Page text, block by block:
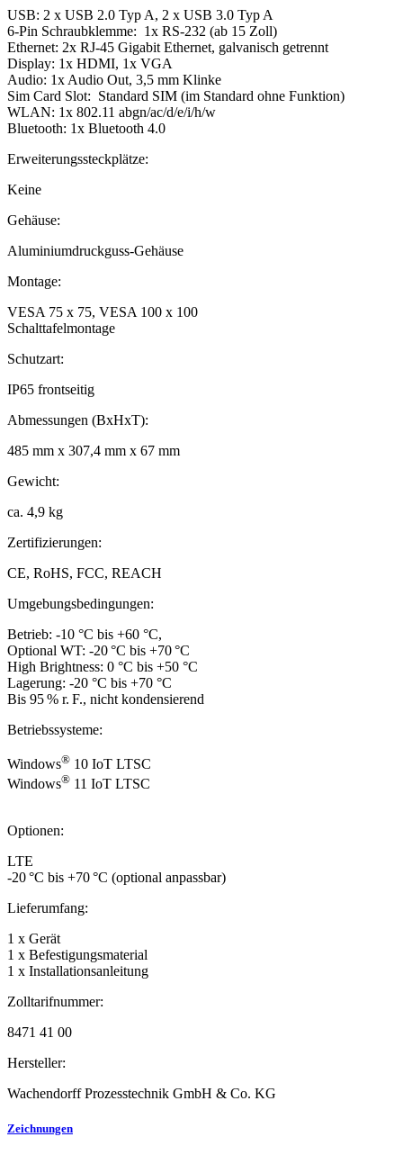
USB: 2 x USB 2.0 Typ A, 2 x USB 3.0 Typ A
6-Pin Schraubklemme: 1x RS-232 (ab 15 Zoll)
Ethernet: 2x RJ-45 Gigabit Ethernet, galvanisch getrennt
Display: 1x HDMI, 1x VGA
Audio: 1x Audio Out, 3,5 mm Klinke
Sim Card Slot: Standard SIM (im Standard ohne Funktion)
WLAN: 1x 802.11 abgn/ac/d/e/i/h/w
Bluetooth: 1x Bluetooth 4.0
Erweiterungssteckplätze:
Keine
Gehäuse:
Aluminiumdruckguss-Gehäuse
Montage:
VESA 75 x 75, VESA 100 x 100
Schalttafelmontage
Schutzart:
IP65 frontseitig
Abmessungen (BxHxT):
485 mm x 307,4 mm x 67 mm
Gewicht:
ca. 4,9 kg
Zertifizierungen:
CE, RoHS, FCC, REACH
Umgebungsbedingungen:
Betrieb: -10 °C bis +60 °C,
Optional WT: -20 °C bis +70 °C
High Brightness: 0 °C bis +50 °C
Lagerung: -20 °C bis +70 °C
Bis 95 % r. F., nicht kondensierend
Betriebssysteme:
Windows® 10 IoT LTSC
Windows® 11 IoT LTSC
Optionen:
LTE
-20 °C bis +70 °C (optional anpassbar)
Lieferumfang:
1 x Gerät
1 x Befestigungsmaterial
1 x Installationsanleitung
Zolltarifnummer:
8471 41 00
Hersteller:
Wachendorff Prozesstechnik GmbH & Co. KG
Zeichnungen